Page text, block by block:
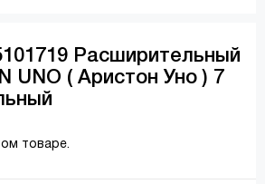
Расширительный
UNO ( Аристон Уно ) 7
товаре.